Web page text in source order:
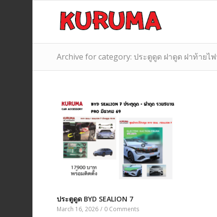
Archive for category: ประตูดูด ฝาดูด ฝาท้ายไ
ประตูดูด BYD SEALION 7
March 16, 2026 / 0 Comments